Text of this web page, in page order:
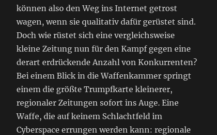
können also den Weg ins Internet getrost
wagen, wenn sie qualitativ dafür gerüstet sind.
Doch wie rüstet sich eine vergleichsweise
kleine Zeitung nun für den Kampf gegen eine
derart erdrückende Anzahl von Konkurrenten?
Bei einem Blick in die Waffenkammer springt
einem die größte Trumpfkarte kleinerer,
regionaler Zeitungen sofort ins Auge. Eine
Waffe, die auf keinem Schlachtfeld im
Cyberspace errungen werden kann: regionale